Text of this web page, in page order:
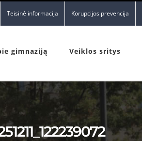
Teisinė informacija Korupcijos prevencija
gimnaziją Veiklos sritys